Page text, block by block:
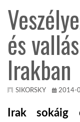
HÍR3D
TROPICALMAGAZIN
GLOBOTV
AFRIKA TUDÁSTÁR
és
Irakban
SIKORSKY 2014-
Irak sokáig